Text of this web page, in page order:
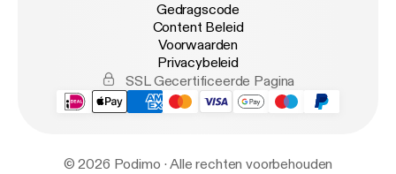
Gedragscode
Content Beleid
Voorwaarden
Privacybeleid
SSL Gecertificeerde Pagina
© 2026 Podimo · Alle rechten voorbehouden